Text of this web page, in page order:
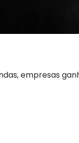
empresas